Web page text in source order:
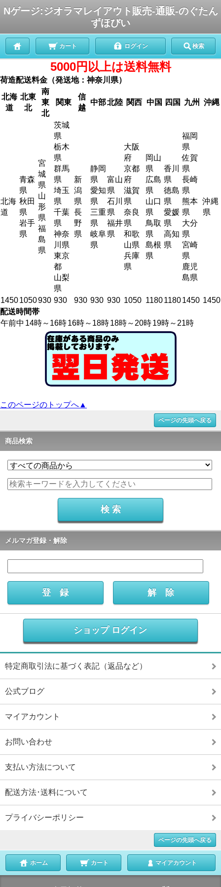
Nゲージ:ジオラマレイアウト販売-通販-のぐたん
ずほびい
カート ログイン 検索
5000円以上は送料無料
荷造配送料金（発送地：神奈川県）
北海
道
北東
北
南
東
北
関東
信
越
中部北陸 関西 中国 四国 九州 沖縄
北海
道
青森
県
秋田
県
岩手
県
宮
城
県
山
形
県
福
島
県
茨城
県
栃木
県
群馬
県
埼玉
県
千葉
県
神奈
川県
東京
都
山梨
県
新
潟
県
長
野
県
静岡
県
愛知
県
三重
県
岐阜
県
富山
県
石川
県
福井
県
大阪
府
京都
府
滋賀
県
奈良
県
和歌
山県
兵庫
県
岡山
県
広島
県
山口
県
鳥取
県
島根
県
香川
県
徳島
県
愛媛
県
高知
県
福岡
県
佐賀
県
長崎
県
熊本
県
大分
県
宮崎
県
鹿児
島県
沖縄
県
14501050930 930 930 930 930 1050 118011801450 1450
配送時間帯
午前中 14時～16時16時～18時18時～20時19時～21時
このページのトップへ▲
ページの先頭へ戻る
商品検索
メルマガ登録・解除
ショップ ログイン
特定商取引法に基づく表記（返品など）
公式ブログ
マイアカウント
お問い合わせ
支払い方法について
配送方法･送料について
プライバシーポリシー
ページの先頭へ戻る
ホーム カート マイアカウント